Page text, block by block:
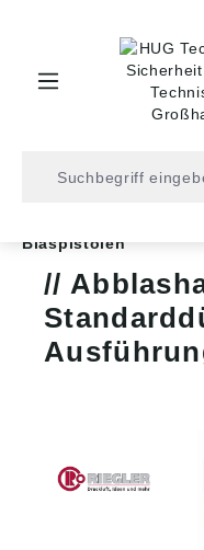
Blaspistolen